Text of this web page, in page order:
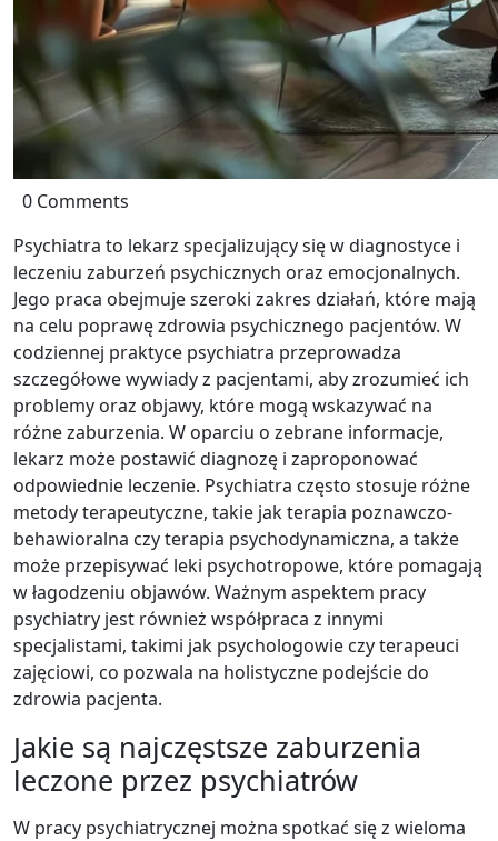
0 Comments
Psychiatra to lekarz specjalizujący się w diagnostyce i
leczeniu zaburzeń psychicznych oraz emocjonalnych.
Jego praca obejmuje szeroki zakres działań, które mają
na celu poprawę zdrowia psychicznego pacjentów. W
codziennej praktyce psychiatra przeprowadza
szczegółowe wywiady z pacjentami, aby zrozumieć ich
problemy oraz objawy, które mogą wskazywać na
różne zaburzenia. W oparciu o zebrane informacje,
lekarz może postawić diagnozę i zaproponować
odpowiednie leczenie. Psychiatra często stosuje różne
metody terapeutyczne, takie jak terapia poznawczo-
behawioralna czy terapia psychodynamiczna, a także
może przepisywać leki psychotropowe, które pomagają
w łagodzeniu objawów. Ważnym aspektem pracy
psychiatry jest również współpraca z innymi
specjalistami, takimi jak psychologowie czy terapeuci
zajęciowi, co pozwala na holistyczne podejście do
zdrowia pacjenta.
Jakie są najczęstsze zaburzenia
leczone przez psychiatrów
W pracy psychiatrycznej można spotkać się z wieloma